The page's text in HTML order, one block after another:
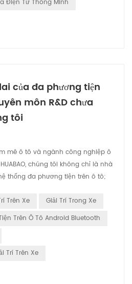
Điện Tử Thông Minh
của đa phương tiện
môn R&D chưa
tôi
mê ô tô và ngành công nghiệp ô
chúng tôi không chỉ là nhà
thống đa phương tiện trên ô tô;
vui mừng được chia sẻ cam kết
biến, đảm bảo rằng mọi phương
Trên Xe
Giải Trí Trong Xe
Trên Ô Tô Android Bluetooth
Trí Trên Xe